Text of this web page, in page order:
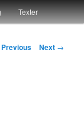
Texter
navigation
Previous Next →